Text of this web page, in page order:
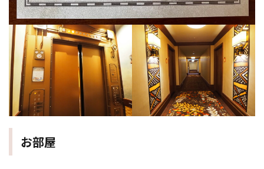
お部屋